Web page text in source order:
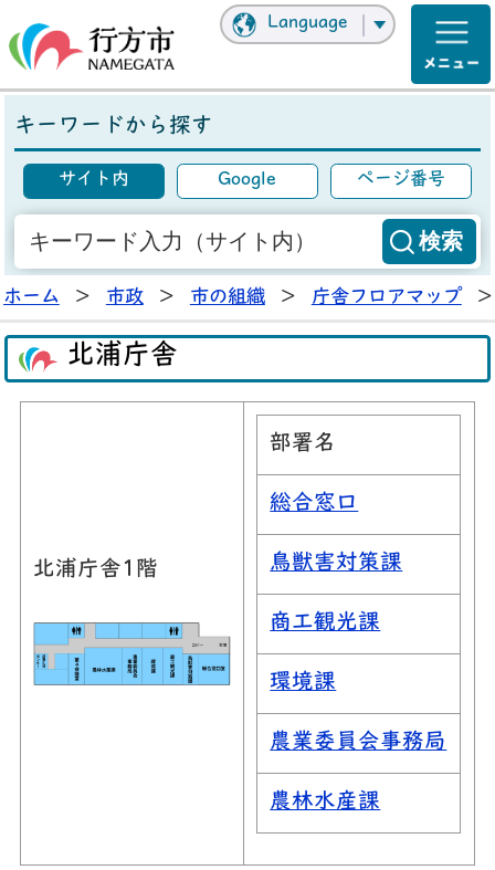
Language
キーワードから探す
サイト内 Google ページ番号
ホーム > 市政 > 市の組織 > 庁舎フロアマップ >
北浦庁舎
北浦庁舎1階
部署名
総合窓口
鳥獣害対策課
商工観光課
環境課
農業委員会事務局
農林水産課